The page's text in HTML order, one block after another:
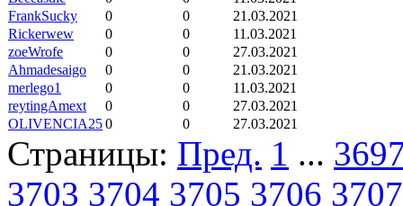
FrankSucky
0 0
21.03.2021
Rickerwew
0 0
11.03.2021
zoeWrofe
0 0
27.03.2021
Ahmadesaigo
0 0
21.03.2021
merlego1
0 0
11.03.2021
reytingAmext
0 0
27.03.2021
OLIVENCIA250 0 27.03.2021
Страницы: Пред. 1 ...
3703 3704 3705 3706 3707